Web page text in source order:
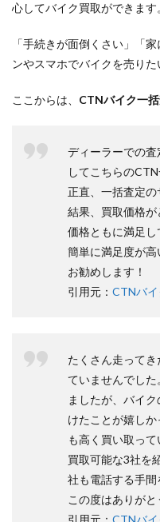
心してバイク買取ができます
「手続きが面倒くさい」「
ンやスマホでバイクを売りた
ここからは、 CTNバイク一
ディーラーでの
してこちらの
正直、一括査定
結果、買取価格が
価格ともに満足し
簡単に満足度が
お勧めします！
引用元： CTNバ
たくさん走って
ていませんでし
ましたが、バイ
けたことが嬉し
も高く買い取っ
買取可能な3社を
社も電話する手間
この度はありがと
引用元： CTNバ